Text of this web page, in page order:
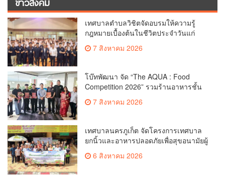
เทศบาลตำบลวิชิตจัดอบรมให้ความรู้
กฎหมายเบื้องต้นในชีวิตประจำวันแก่
7 สิงหาคม 2026
โบ๊ทพัฒนา จัด “The AQUA : Food
Competition 2026” รวมร้านอาหารชั้น
นำของ The Shopps at The AQUA ชู
ศักยภาพ Food Destination ย่านเชิงทะเล
7 สิงหาคม 2026
เทศบาลนครภูเก็ต จัดโครงการเทศบาล
ยกนิ้วและอาหารปลอดภัยเพื่อสุขอนามัยผู้
บริโภค
6 สิงหาคม 2026